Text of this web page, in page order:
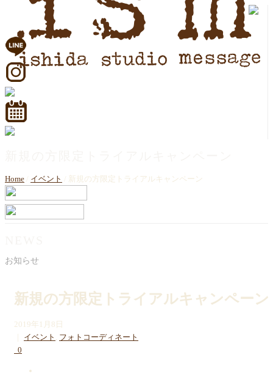
Home イベント / 新規の方限定トライアルキャンペーン
お知らせ
新規の方限定トライアルキャンペーン
2019年1月8日
イベント , フォトコーディネート
0